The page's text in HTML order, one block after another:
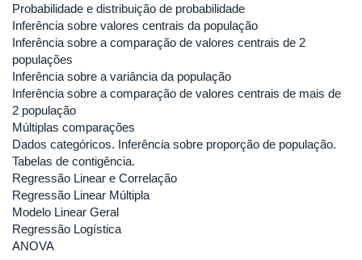
Probabilidade e distribuição de probabilidade
Inferência sobre valores centrais da população
Inferência sobre a comparação de valores centrais de 2
populações
Inferência sobre a variância da população
Inferência sobre a comparação de valores centrais de mais de
2 população
Múltiplas comparações
Dados categóricos. Inferência sobre proporção de população.
Tabelas de contigência.
Regressão Linear e Correlação
Regressão Linear Múltipla
Modelo Linear Geral
Regressão Logística
ANOVA